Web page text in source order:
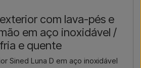
e-mail → Ligar-nos →
onde deve ser faturado e entregue, e
email →
com lava-pés e
em aço inoxidável /
e quente
Sined Luna D em aço inoxidável